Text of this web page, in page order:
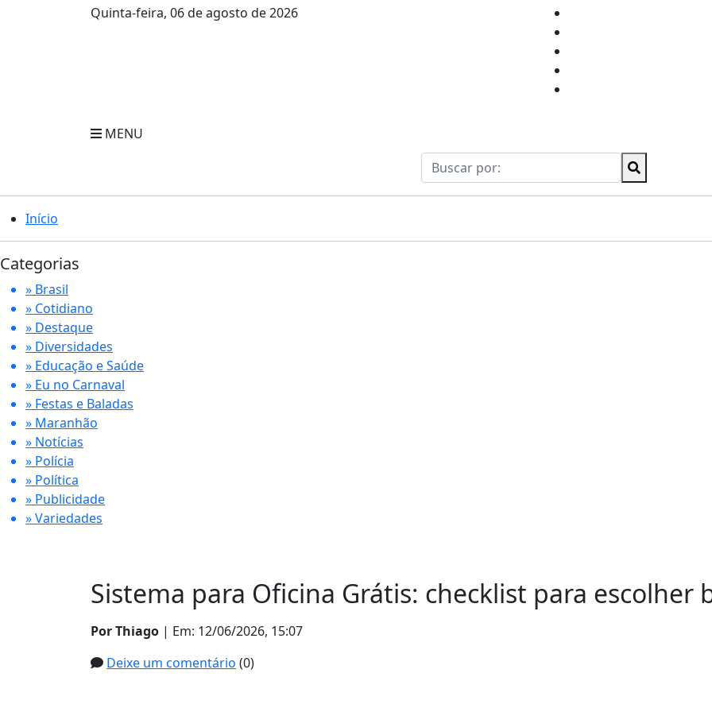
Quinta-feira, 06 de agosto de 2026
MENU
Início
Categorias
» Brasil
» Cotidiano
» Destaque
» Diversidades
» Educação e Saúde
» Eu no Carnaval
» Festas e Baladas
» Maranhão
» Notícias
» Polícia
» Política
» Publicidade
» Variedades
Sistema para Oficina Grátis: checklist para escolher
Por Thiago | Em: 12/06/2026, 15:07
Deixe um comentário (0)